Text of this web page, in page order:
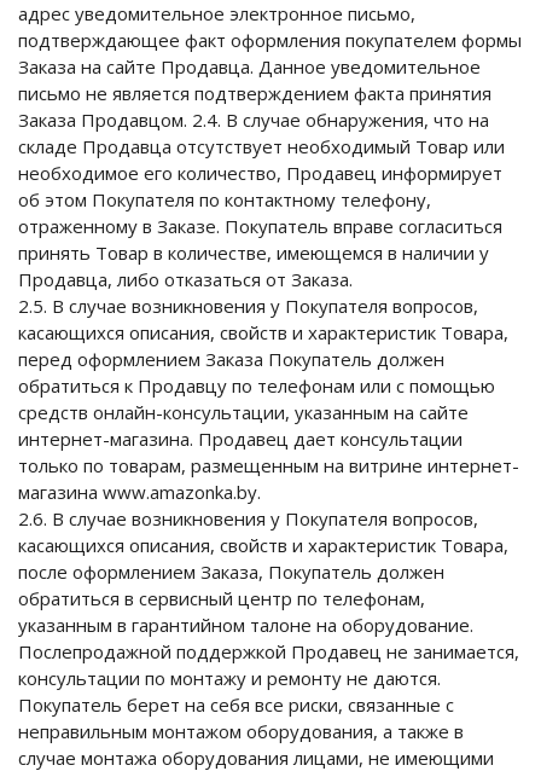
адрес уведомительное электронное письмо,
подтверждающее факт оформления покупателем формы
Заказа на сайте Продавца. Данное уведомительное
письмо не является подтверждением факта принятия
Заказа Продавцом. 2.4. В случае обнаружения, что на
складе Продавца отсутствует необходимый Товар или
необходимое его количество, Продавец информирует
об этом Покупателя по контактному телефону,
отраженному в Заказе. Покупатель вправе согласиться
принять Товар в количестве, имеющемся в наличии у
Продавца, либо отказаться от Заказа.
2.5. В случае возникновения у Покупателя вопросов,
касающихся описания, свойств и характеристик Товара,
перед оформлением Заказа Покупатель должен
обратиться к Продавцу по телефонам или с помощью
средств онлайн-консультации, указанным на сайте
интернет-магазина. Продавец дает консультации
только по товарам, размещенным на витрине интернет-
магазина www.amazonka.by.
2.6. В случае возникновения у Покупателя вопросов,
касающихся описания, свойств и характеристик Товара,
после оформлением Заказа, Покупатель должен
обратиться в сервисный центр по телефонам,
указанным в гарантийном талоне на оборудование.
Послепродажной поддержкой Продавец не занимается,
консультации по монтажу и ремонту не даются.
Покупатель берет на себя все риски, связанные с
неправильным монтажом оборудования, а также в
случае монтажа оборудования лицами, не имеющими